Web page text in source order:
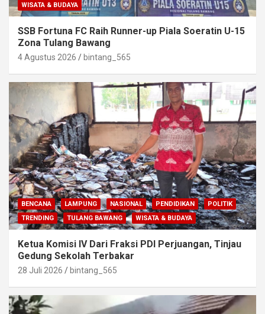
WISATA & BUDAYA
SSB Fortuna FC Raih Runner-up Piala Soeratin U-15
Zona Tulang Bawang
4 Agustus 2026 bintang_565
BENCANA LAMPUNG NASIONAL PENDIDIKAN
POLITIK
TRENDING
TULANG BAWANG WISATA & BUDAYA
Ketua Komisi IV Dari Fraksi PDI Perjuangan, Tinjau
Gedung Sekolah Terbakar
28 Juli 2026 bintang_565